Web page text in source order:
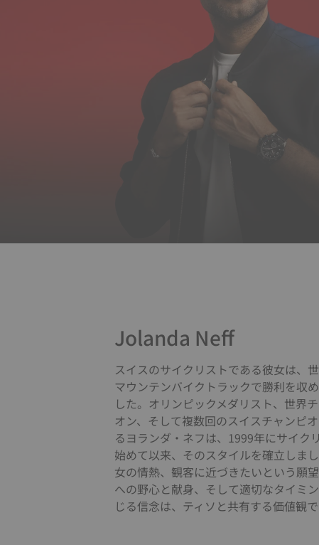
Jolanda Neff
スイスのサイクリストである彼女は、
マウンテンバイクトラックで勝利を収
した。オリンピックメダリスト、世界
オン、そして複数回のスイスチャンピ
るヨランダ・ネフは、1999年にサイク
始めて以来、そのスタイルを確立しま
女の情熱、観客に近づきたいという願
への野心と献身、そして適切なタイミ
じる信念は、ティソと共有する価値観で